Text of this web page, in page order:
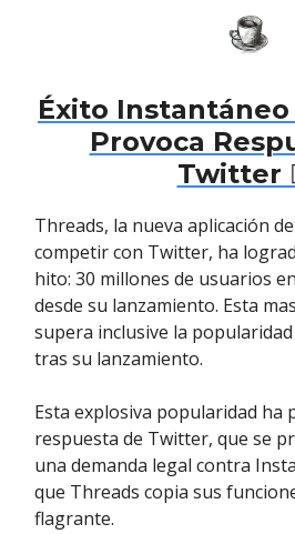
Éxito
Provoca
Twitter
Threads, la nueva aplicación
competir con Twitter, ha
hito: 30 millones de usuarios
desde su lanzamiento. Esta
supera inclusive la
tras su lanzamiento.
Esta explosiva popularidad ha
respuesta de Twitter, que se
una demanda legal contra
que Threads copia sus
flagrante.